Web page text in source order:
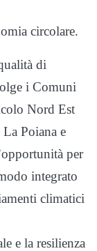
circolare.
di
i Comuni
Nord Est
Poiana e
per
integrato
climatici
e la resilienza